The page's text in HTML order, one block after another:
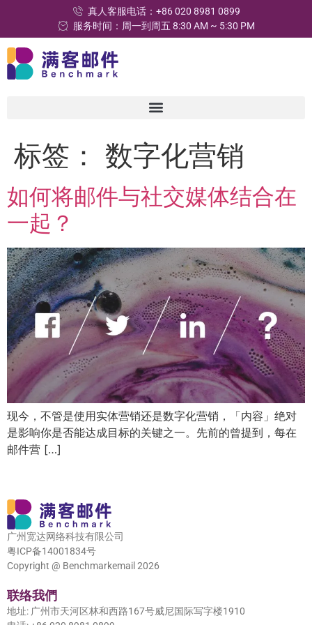
真人客服电话：+86 020 8981 0899
服务时间：周一到周五 8:30 AM ~ 5:30 PM
标签： 数字化营销
如何将邮件与社交媒体结合在
一起？
现今，不管是使用实体营销还是数字化营销，「内容」绝对
是影响你是否能达成目标的关键之一。先前的曾提到，每在
邮件营 […]
广州宽达网络科技有限公司
粤ICP备14001834号
Copyright @ Benchmarkemail 2026
联络我們
地址: 广州市天河区林和西路167号威尼国际写字楼1910